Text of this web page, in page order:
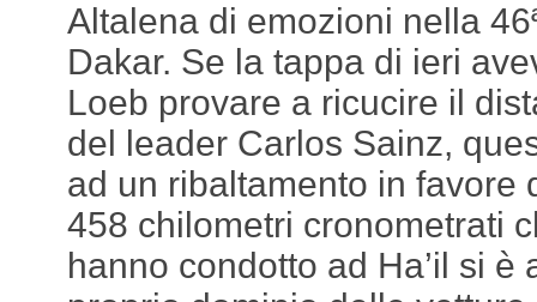
Altalena di emozioni nella
Dakar. Se la tappa di ieri
Loeb provare a ricucire il
del leader Carlos Sainz,
ad un ribaltamento in favore
458 chilometri cronometrati
hanno condotto ad Ha’il si è